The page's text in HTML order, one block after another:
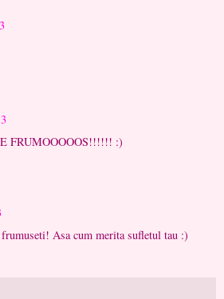
FRUMOOOOOS!!!!!! :)
Asa cum merita sufletul tau :)